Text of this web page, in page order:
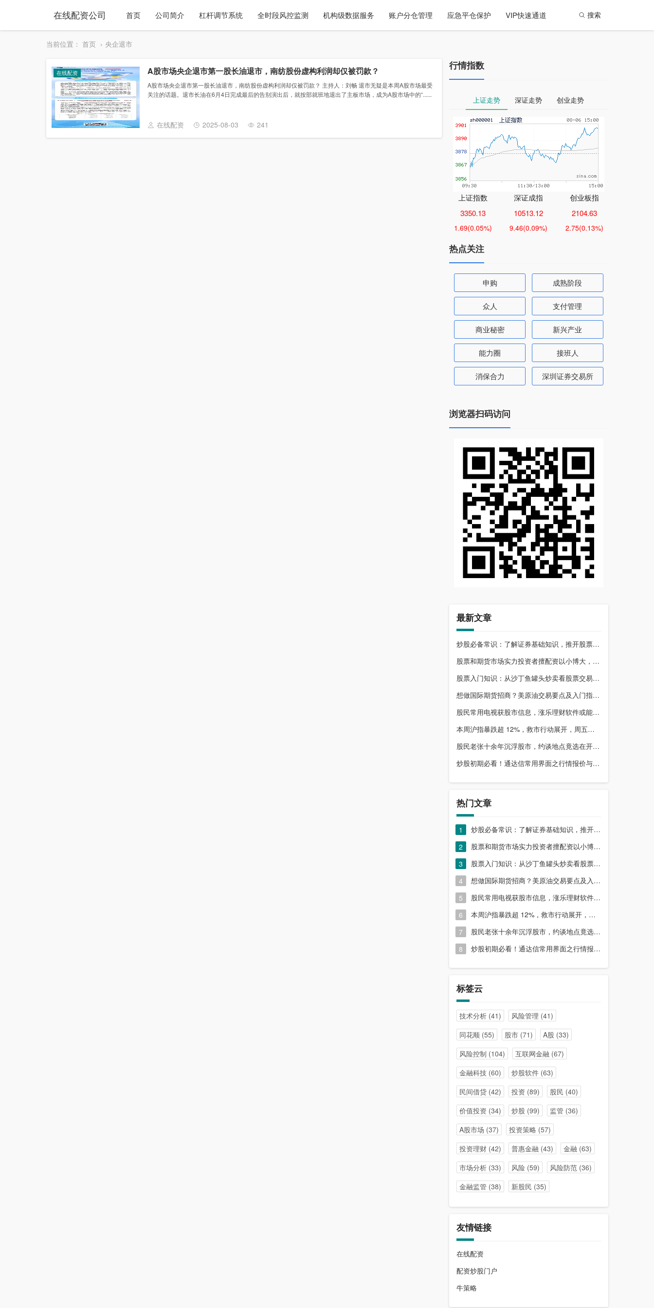
在线配资公司 首页 公司简介 杠杆调节系统 全时段风控监测 机构级数据服务 账户分仓管理 应急平仓保护 VIP快速通道 搜索
当前位置： 首页 央企退市
在线配资 A股市场央企退市第一股长油退市，南纺股份虚构利润却仅被罚款？
A股市场央企退市第一股长油退市，南纺股份虚构利润却仅被罚款？ 主持人：刘畅 退市无疑是本周A股市场最受
关注的话题。退市长油在6月4日完成最后的告别演出后，就按部就班地退出了主板市场，成为A股市场中的“......
在线配资 2025-08-03 241
行情指数
上证走势 深证走势 创业走势
上证指数
3350.13
1.69(0.05%)
深证成指
10513.12
9.46(0.09%)
创业板指
2104.63
2.75(0.13%)
热点关注
申购 成熟阶段
众人 支付管理
商业秘密 新兴产业
能力圈 接班人
消保合力 深圳证券交易所
浏览器扫码访问
最新文章
炒股必备常识：了解证券基础知识，推开股票市场大门
股票和期货市场实力投资者擅配资以小博大，顶配网优势尽显
股票入门知识：从沙丁鱼罐头炒卖看股票交易本质，你了解吗？
想做国际期货招商？美原油交易要点及入门指南请收好
股民常用电视获股市信息，涨乐理财软件或能满足更多需求？
本周沪指暴跌超 12%，救市行动展开，周五市场有何措施？
股民老张十余年沉浮股市，约谈地点竟选在开户超市门口？
炒股初期必看！通达信常用界面之行情报价与分时图介绍
热门文章
1
炒股必备常识：了解证券基础知识，推开股票市场大门
2
股票和期货市场实力投资者擅配资以小博大，顶配网优势尽显
3
股票入门知识：从沙丁鱼罐头炒卖看股票交易本质，你了解吗？
4
想做国际期货招商？美原油交易要点及入门指南请收好
5
股民常用电视获股市信息，涨乐理财软件或能满足更多需求？
6
本周沪指暴跌超 12%，救市行动展开，周五市场有何措施？
7
股民老张十余年沉浮股市，约谈地点竟选在开户超市门口？
8
炒股初期必看！通达信常用界面之行情报价与分时图介绍
标签云
技术分析 (41) 风险管理 (41)
同花顺 (55) 股市 (71) A股 (33)
风险控制 (104) 互联网金融 (67)
金融科技 (60) 炒股软件 (63)
民间借贷 (42) 投资 (89) 股民 (40)
价值投资 (34) 炒股 (99) 监管 (36)
A股市场 (37) 投资策略 (57)
投资理财 (42) 普惠金融 (43) 金融 (63)
市场分析 (33) 风险 (59) 风险防范 (36)
金融监管 (38) 新股民 (35)
友情链接
在线配资
配资炒股门户
牛策略